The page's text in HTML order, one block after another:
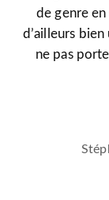
de genre
d’ailleurs
ne pas